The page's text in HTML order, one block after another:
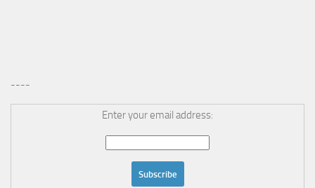
----
Enter your email address: